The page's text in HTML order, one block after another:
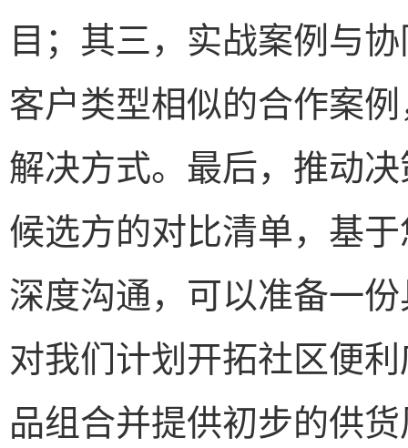
目；其三，实战案例与
客户类型相似的合作案
解决方式。最后，推动
候选方的对比清单，基
深度沟通，可以准备一
对我们计划开拓社区便
品组合并提供初步的供